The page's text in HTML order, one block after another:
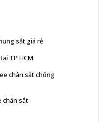
sắt giá rẻ
TP HCM
chân sắt chống
chân sắt